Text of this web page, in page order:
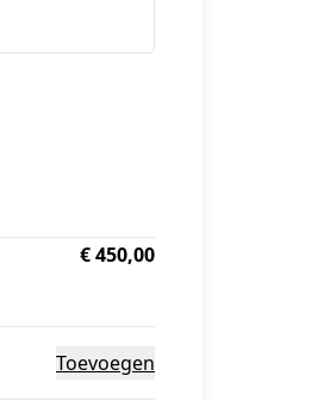
€ 450,00
Toevoegen